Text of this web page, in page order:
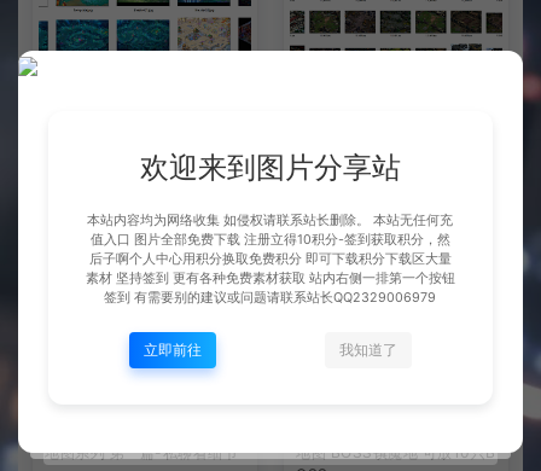
千城
地图展示
千城
地图系列 第一篇-私聊看细节
地图 BOSS镇魔地 可放10只B
欢迎来到图片分享站
本站内容均为网络收集 如侵权请联系站长删除。 本站无任何充
值入口 图片全部免费下载 注册立得10积分-签到获取积分，然
后子啊个人中心用积分换取免费积分 即可下载积分下载区大量
素材 坚持签到 更有各种免费素材获取 站内右侧一排第一个按钮
签到 有需要别的建议或问题请联系站长QQ2329006979
立即前往 我知道了